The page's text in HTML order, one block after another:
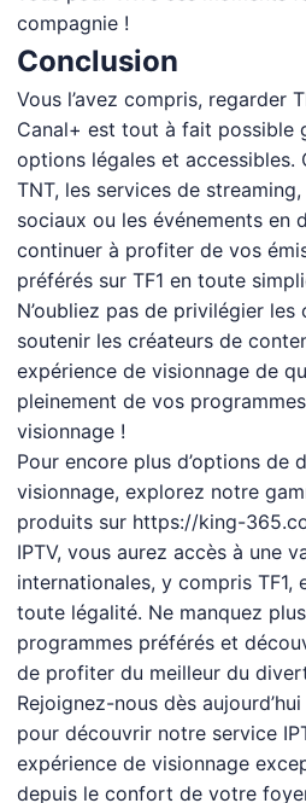
compagnie !
Conclusion
Vous l’avez compris, regarder
Canal+ est tout à fait possible
options légales et accessibles.
TNT, les services de
sociaux ou les événements en
continuer à profiter de vos
préférés sur TF1 en toute
N’oubliez pas de privilégier
soutenir les créateurs de
expérience de visionnage de
pleinement de vos
visionnage !
Pour encore plus d’options de
visionnage, explorez notre
produits sur https://king-
IPTV, vous aurez accès à une
internationales, y compris TF1,
toute légalité. Ne manquez
programmes préférés et
de profiter du meilleur du
Rejoignez-nous dès
pour découvrir notre service
expérience de visionnage
depuis le confort de votre